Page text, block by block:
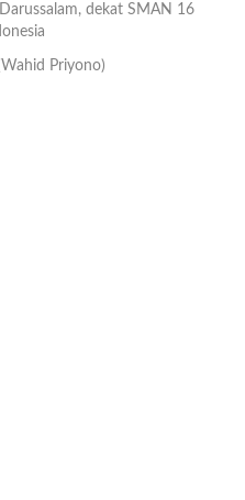
dekat SMAN 16
Priyono)